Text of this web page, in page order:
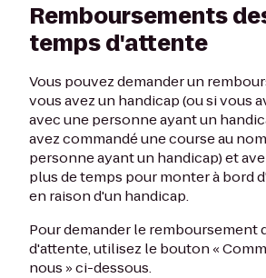
Remboursements
temps d'attente
Vous pouvez demander un
vous avez un handicap (ou si vous
avec une personne ayant un
avez commandé une course au
personne ayant un handicap) et
plus de temps pour monter à bord
en raison d'un handicap.
Pour demander le remboursement
d'attente, utilisez le bouton «
nous » ci-dessous.